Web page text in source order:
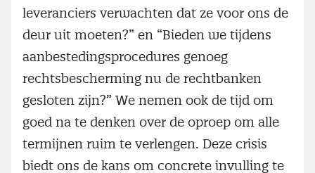
leveranciers verwachten dat ze voor ons de
deur uit moeten?” en “Bieden we tijdens
aanbestedingsprocedures genoeg
rechtsbescherming nu de rechtbanken
gesloten zijn?” We nemen ook de tijd om
goed na te denken over de oproep om alle
termijnen ruim te verlengen. Deze crisis
biedt ons de kans om concrete invulling te